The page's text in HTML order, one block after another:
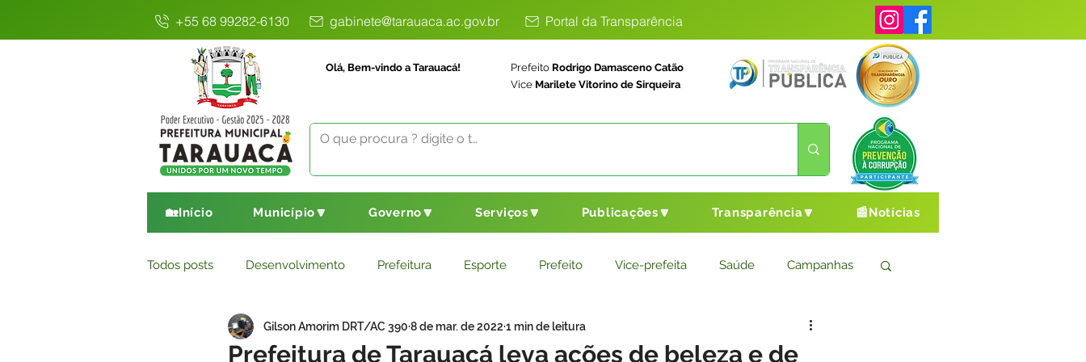
+55 68 99282-6130 gabinete@tarauaca.ac.gov.br Portal da Transparência
Olá, Bem-vindo a Tarauacá! Prefeito Rodrigo Damasceno Catão
Vice Marilete Vitorino de Sirqueira
🏡Início Município🔽 Governo🔽 Serviços🔽 Publicações🔽 Transparência🔽 📰Notícias
Todos posts Desenvolvimento Prefeitura Esporte Prefeito Vice-prefeita Saúde Campanhas
Comunicado Educação Saneamento Básico Agricultura Cultura e Esporte
Prefeitura de Tarauacá leva ações de beleza e de
Gilson Amorim DRT/AC 390 8 de mar. de 2022 1 min de leitura